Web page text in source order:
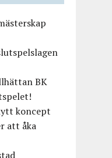
BK
koncept
att åka